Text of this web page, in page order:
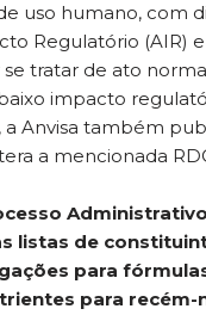
uso humano, com
Regulatório (AIR)
se tratar de ato
impacto
Anvisa também
a mencionada
listas de
para
para recém-